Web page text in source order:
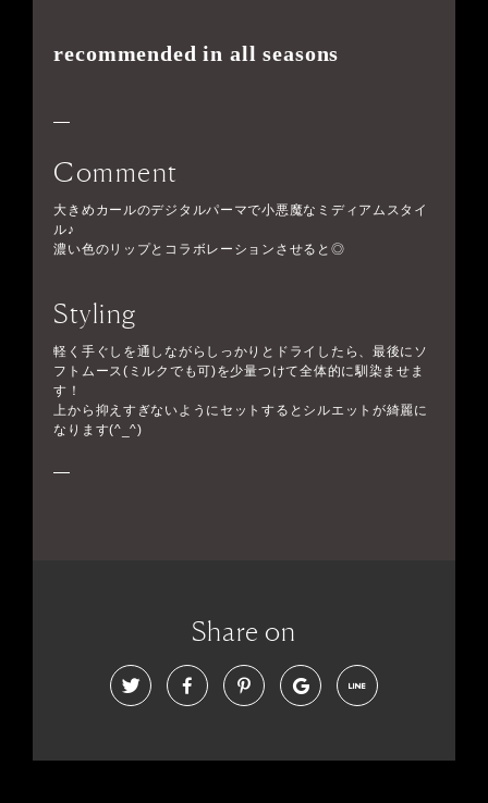
recommended in all seasons
Comment
大きめカールのデジタルパーマで小悪魔なミディアムスタイ
ル♪
濃い色のリップとコラボレーションさせると◎
Styling
軽く手ぐしを通しながらしっかりとドライしたら、最後にソ
フトムース(ミルクでも可)を少量つけて全体的に馴染ませま
す！
上から抑えすぎないようにセットするとシルエットが綺麗に
なります(^_^)
Share on